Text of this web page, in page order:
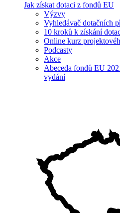
Jak získat dotaci z fondů EU
Výzvy
Vyhledávač dotačních
10 kroků k získání
Online kurz
Podcasty
Akce
Abeceda fondů EU
vydání